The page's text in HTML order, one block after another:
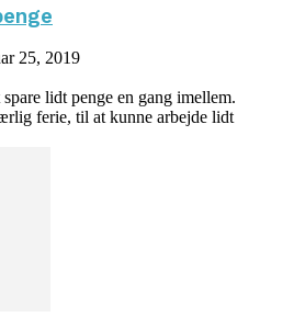
25, 2019
lidt penge en gang imellem.
ferie, til at kunne arbejde lidt